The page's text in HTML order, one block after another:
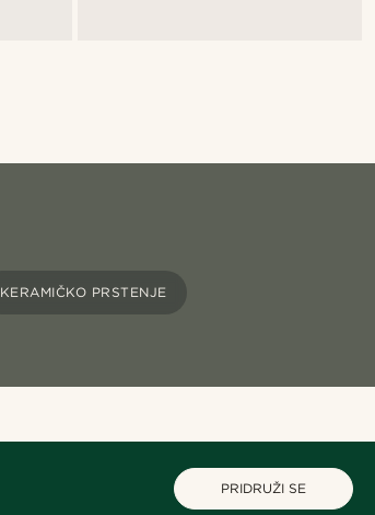
KERAMIČKO PRSTENJE
PRIDRUŽI SE